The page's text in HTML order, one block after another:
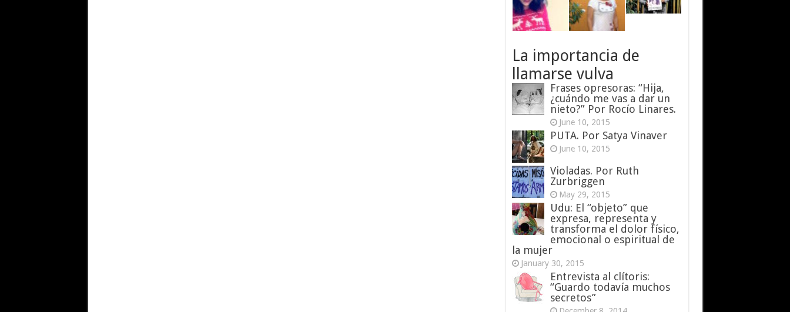
La importancia de
llamarse vulva
Frases opresoras: “Hija,
¿cuándo me vas a dar un
nieto?” Por Rocío Linares.
June 10, 2015
PUTA. Por Satya Vinaver
June 10, 2015
Violadas. Por Ruth
Zurbriggen
May 29, 2015
Udu: El “objeto” que
expresa, representa y
transforma el dolor físico,
emocional o espiritual de
la mujer
January 30, 2015
Entrevista al clítoris:
“Guardo todavía muchos
secretos”